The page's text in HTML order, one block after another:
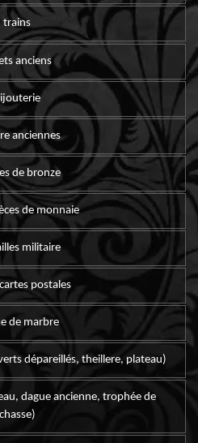
trains
anciens
anciennes
de bronze
de monnaie
militaire
postales
de marbre
dépareillés, theillere, plateau)
dague ancienne, trophée de
chasse)